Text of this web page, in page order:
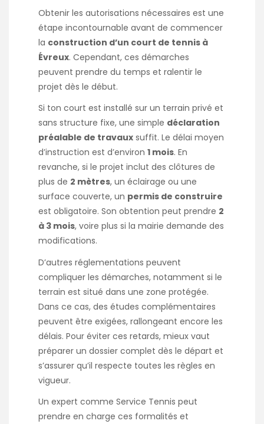
Obtenir les autorisations nécessaires est une
étape incontournable avant de commencer
la construction d’un court de tennis à
Évreux. Cependant, ces démarches
peuvent prendre du temps et ralentir le
projet dès le début.
Si ton court est installé sur un terrain privé et
sans structure fixe, une simple déclaration
préalable de travaux suffit. Le délai moyen
d’instruction est d’environ 1 mois. En
revanche, si le projet inclut des clôtures de
plus de 2 mètres, un éclairage ou une
surface couverte, un permis de construire
est obligatoire. Son obtention peut prendre 2
à 3 mois, voire plus si la mairie demande des
modifications.
D’autres réglementations peuvent
compliquer les démarches, notamment si le
terrain est situé dans une zone protégée.
Dans ce cas, des études complémentaires
peuvent être exigées, rallongeant encore les
délais. Pour éviter ces retards, mieux vaut
préparer un dossier complet dès le départ et
s’assurer qu’il respecte toutes les règles en
vigueur.
Un expert comme Service Tennis peut
prendre en charge ces formalités et